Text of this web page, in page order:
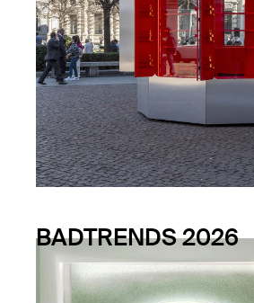
BADTRENDS 2026